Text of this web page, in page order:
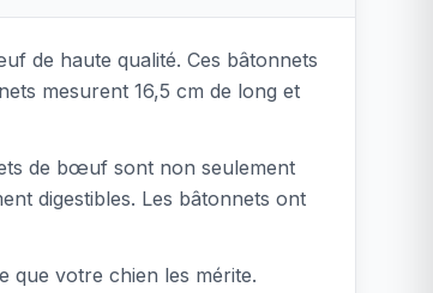
de haute qualité. Ces bâtonnets
mesurent 16,5 cm de long et
de bœuf sont non seulement
digestibles. Les bâtonnets ont
que votre chien les mérite.